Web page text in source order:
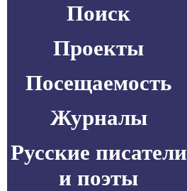
Поиск
Проекты
Посещаемость
Журналы
Русские писатели
и поэты